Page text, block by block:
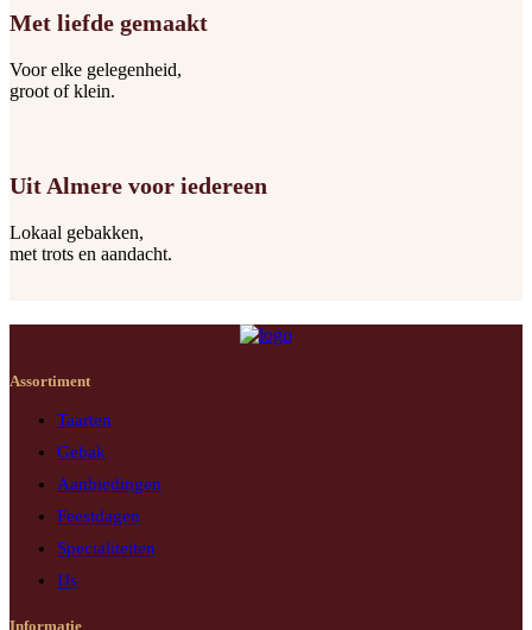
Met liefde gemaakt
Voor elke gelegenheid,
groot of klein.
Uit Almere voor iedereen
Lokaal gebakken,
met trots en aandacht.
Assortiment
Taarten
Gebak
Aanbiedingen
Feestdagen
Specialiteiten
IJs
Informatie